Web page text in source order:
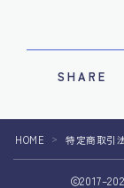
SHARE
HOME ＞ 特定商取引